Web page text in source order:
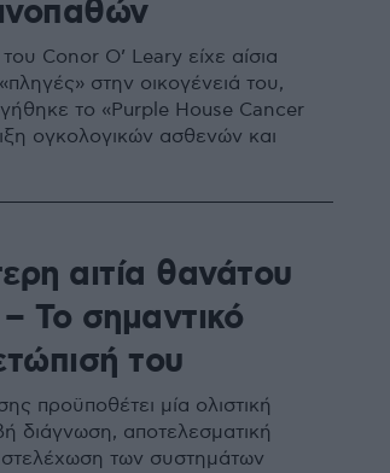
Conor O’ Leary είχε αίσια
στην οικογένειά του,
το «Purple House Cancer
ογκολογικών ασθενών και
αιτία θανάτου
– Το σημαντικό
του
προϋποθέτει μία ολιστική
διάγνωση, αποτελεσματική
των συστημάτων